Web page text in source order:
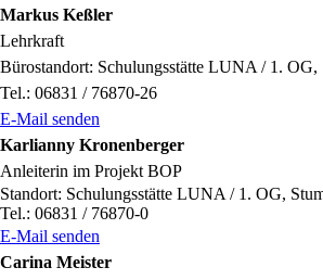
Markus Keßler
Lehrkraft
Bürostandort: Schulungsstätte LUNA / 1. OG,
Tel.: 06831 / 76870-26
E-Mail senden
Karlianny Kronenberger
Anleiterin im Projekt BOP
Standort: Schulungsstätte LUNA / 1. OG,
Tel.: 06831 / 76870-0
E-Mail senden
Carina Meister